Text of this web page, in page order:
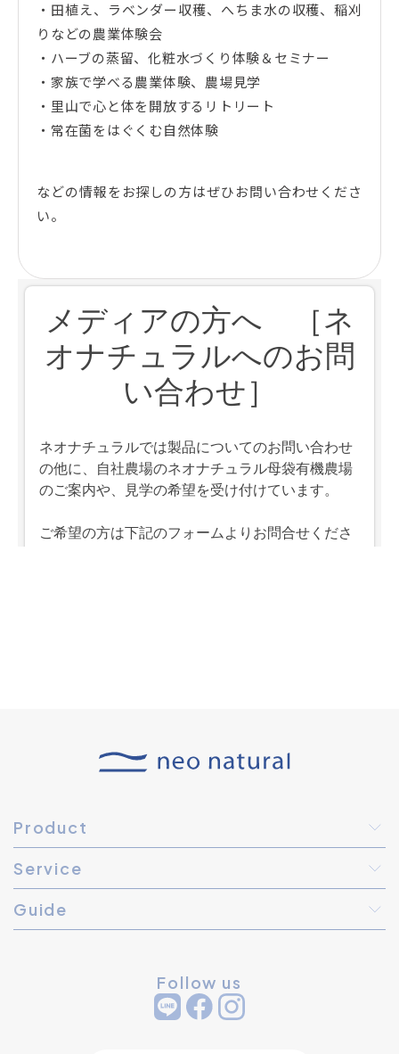
・田植え、ラベンダー収穫、へちま水の収穫、稲刈
りなどの農業体験会
・ハーブの蒸留、化粧水づくり体験＆セミナー
・家族で学べる農業体験、農場見学
・里山で心と体を開放するリトリート
・常在菌をはぐくむ自然体験
などの情報をお探しの方はぜひお問い合わせくださ
い。
Product
Service
Guide
Follow us